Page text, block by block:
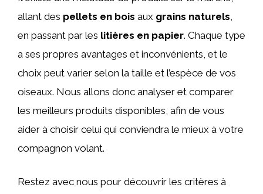
allant des pellets en bois aux grains naturels
en passant par les litières en papier. Chaque type
a ses propres avantages et inconvénients, et le
choix peut varier selon la taille et l’espèce de vos
oiseaux. Nous allons donc analyser et comparer
les meilleurs produits disponibles, afin de vous
aider à choisir celui qui conviendra le mieux à votre
compagnon volant.
Restez avec nous pour découvrir les critères à